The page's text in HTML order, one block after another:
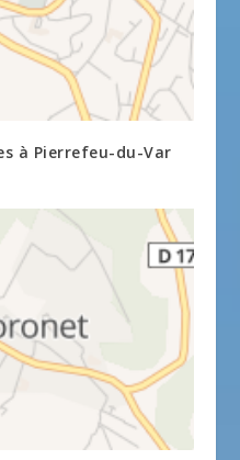
à Pierrefeu-du-Var